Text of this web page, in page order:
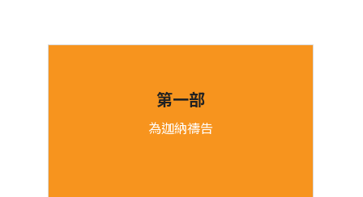
第一部
為迦納禱告